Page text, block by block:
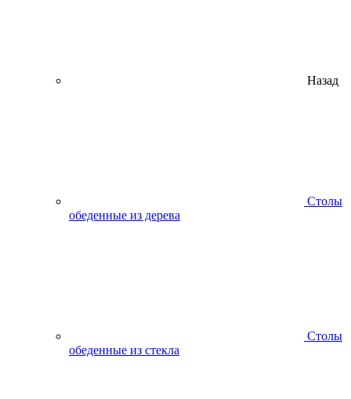
Назад
Столы
обеденные из дерева
Столы
обеденные из стекла